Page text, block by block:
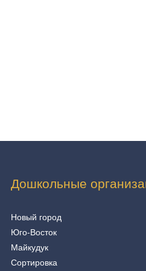
Дошкольные
Новый город
Юго-Восток
Майкудук
Сортировка